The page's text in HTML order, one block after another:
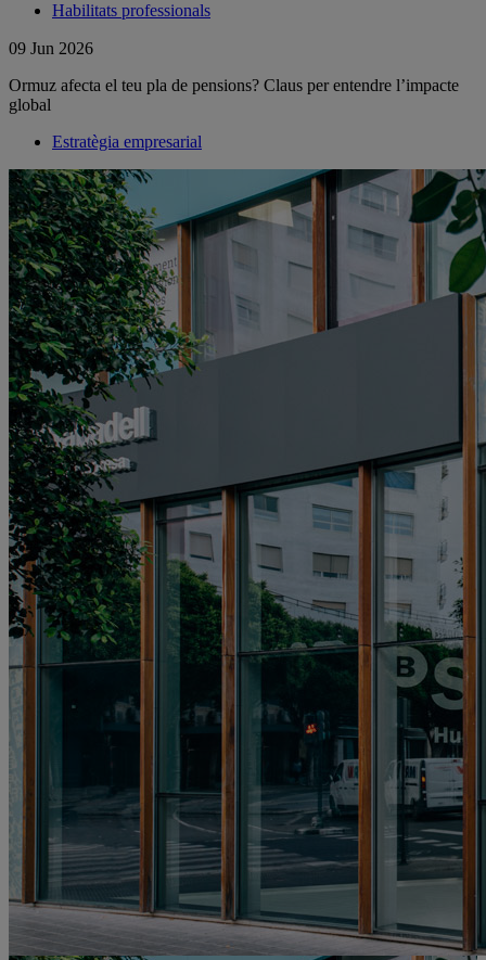
Habilitats professionals
09 Jun 2026
Ormuz afecta el teu pla de pensions? Claus per entendre l’impacte
global
Estratègia empresarial